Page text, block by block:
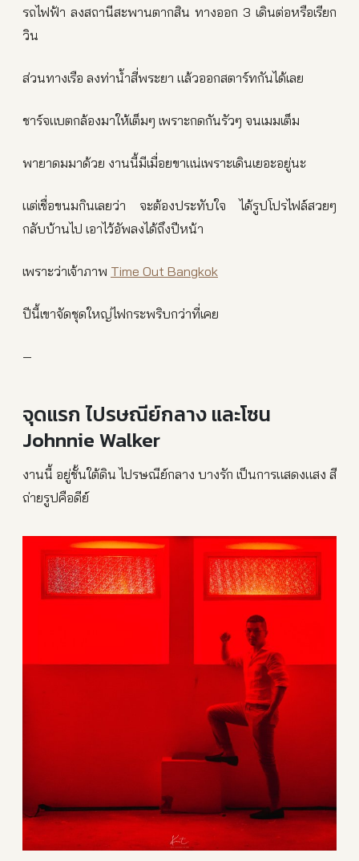
รถไฟฟ้า ลงสถานีสะพานตากสิน ทางออก 3 เดินต่อหรือเรียก
วิน
ส่วนทางเรือ ลงท่าน้ำสี่พระยา แล้วออกสตาร์ทกันได้เลย
ชาร์จแบตกล้องมาให้เต็มๆ เพราะกดกันรัวๆ จนเมมเต็ม
พายาดมมาด้วย งานนี้มีเมื่อยขาแน่เพราะเดินเยอะอยู่นะ
แต่เชื่อขนมกินเลยว่า จะต้องประทับใจ ได้รูปโปรไฟล์สวยๆ
กลับบ้านไป เอาไว้อัพลงได้ถึงปีหน้า
เพราะว่าเจ้าภาพ Time Out Bangkok
ปีนี้เขาจัดชุดใหญ่ไฟกระพริบกว่าที่เคย
—
จุดแรก ไปรษณีย์กลาง และโซน
Johnnie Walker
งานนี้ อยู่ชั้นใต้ดิน ไปรษณีย์กลาง บางรัก เป็นการแสดงแสง สี
ถ่ายรูปคือดีย์